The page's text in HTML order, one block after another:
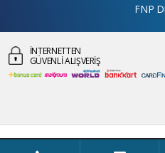
Bu site size daha iyi bir deneyim sunmak için
FNP
İNTERNETTEN
GÜVENLİ ALIŞVERİŞ